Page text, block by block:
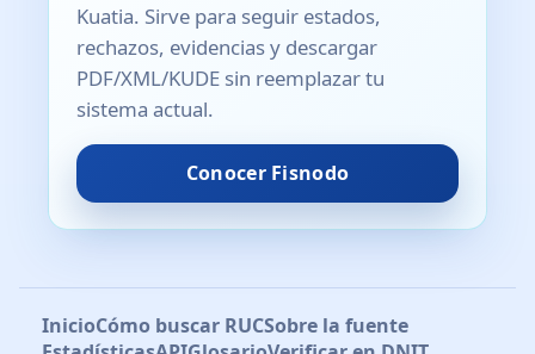
Kuatia. Sirve para seguir estados,
rechazos, evidencias y descargar
PDF/XML/KUDE sin reemplazar tu
sistema actual.
Conocer Fisnodo
InicioCómo buscar RUCSobre la fuente